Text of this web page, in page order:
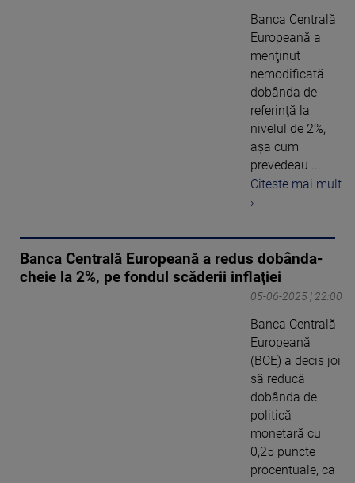
Banca Centrală
Europeană a
menţinut
nemodificată
dobânda de
referinţă la
nivelul de 2%,
aşa cum
prevedeau ...
Citeste mai mult
›
Banca Centrală Europeană a redus dobânda-
cheie la 2%, pe fondul scăderii inflaţiei
05-06-2025 | 22:00
Banca Centrală
Europeană
(BCE) a decis joi
să reducă
dobânda de
politică
monetară cu
0,25 puncte
procentuale, ca